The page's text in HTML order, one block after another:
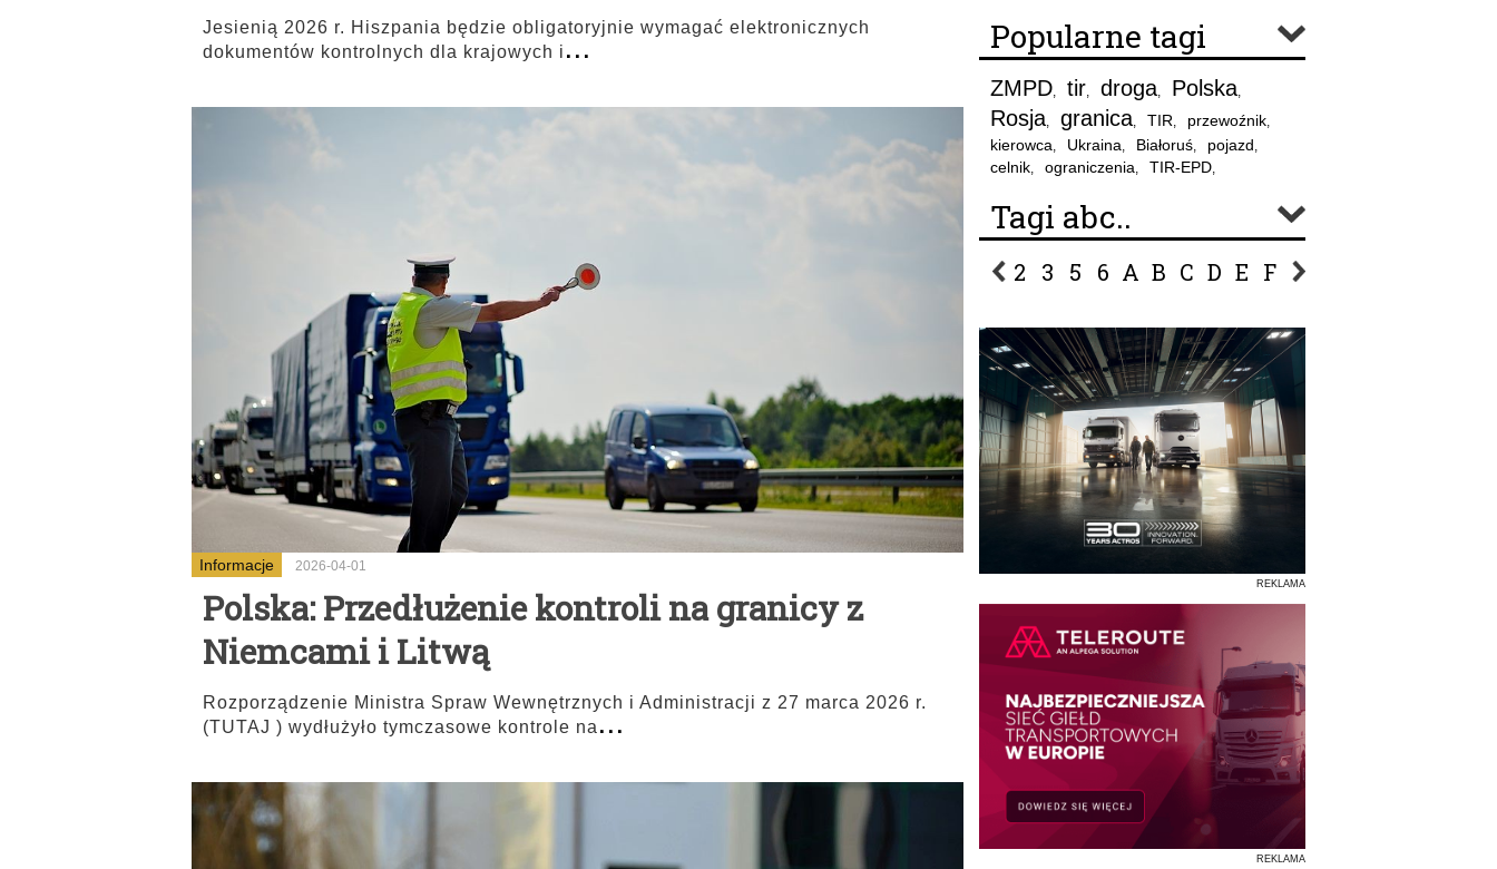
Jesienią 2026 r. Hiszpania będzie obligatoryjnie wymagać elektronicznych
dokumentów kontrolnych dla krajowych i...
Informacje 2026-04-01
Polska: Przedłużenie kontroli na granicy z
Niemcami i Litwą
Rozporządzenie Ministra Spraw Wewnętrznych i Administracji z 27 marca 2026 r.
(TUTAJ ) wydłużyło tymczasowe kontrole na...
Popularne tagi
ZMPD, tir, droga, Polska,
Rosja, granica, TIR, przewoźnik,
kierowca, Ukraina, Białoruś, pojazd,
celnik, ograniczenia, TIR-EPD,
Tagi abc..
2 3 5 6 A B C D E F G
REKLAMA
REKLAMA